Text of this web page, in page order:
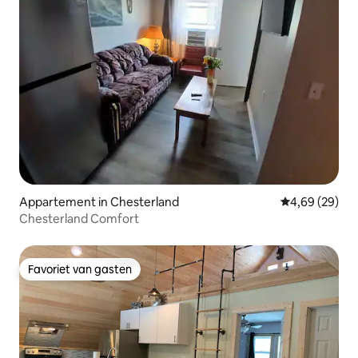
Appartement in Chesterland Gemiddelde
4,69 (29)
Chesterland Comfort
Favoriet van gasten
Favoriet van gasten